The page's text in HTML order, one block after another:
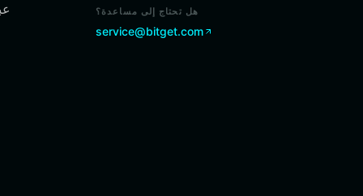
هل تحتاج إلى مساعدة؟
service@bitget.com